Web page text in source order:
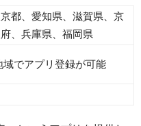
都、愛知県、滋賀県、京
、兵庫県、福岡県
でアプリ登録が可能